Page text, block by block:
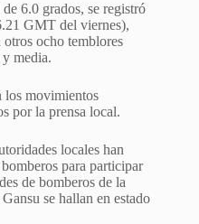
6.0 grados, se registró
GMT del viernes),
ocho temblores
media.
los movimientos
por la prensa local.
locales han
para participar
de bomberos de la
se hallan en estado